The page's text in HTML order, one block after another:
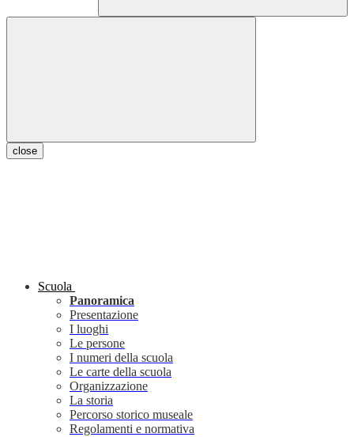
close
Scuola
Panoramica
Presentazione
I luoghi
Le persone
I numeri della scuola
Le carte della scuola
Organizzazione
La storia
Percorso storico museale
Regolamenti e normativa